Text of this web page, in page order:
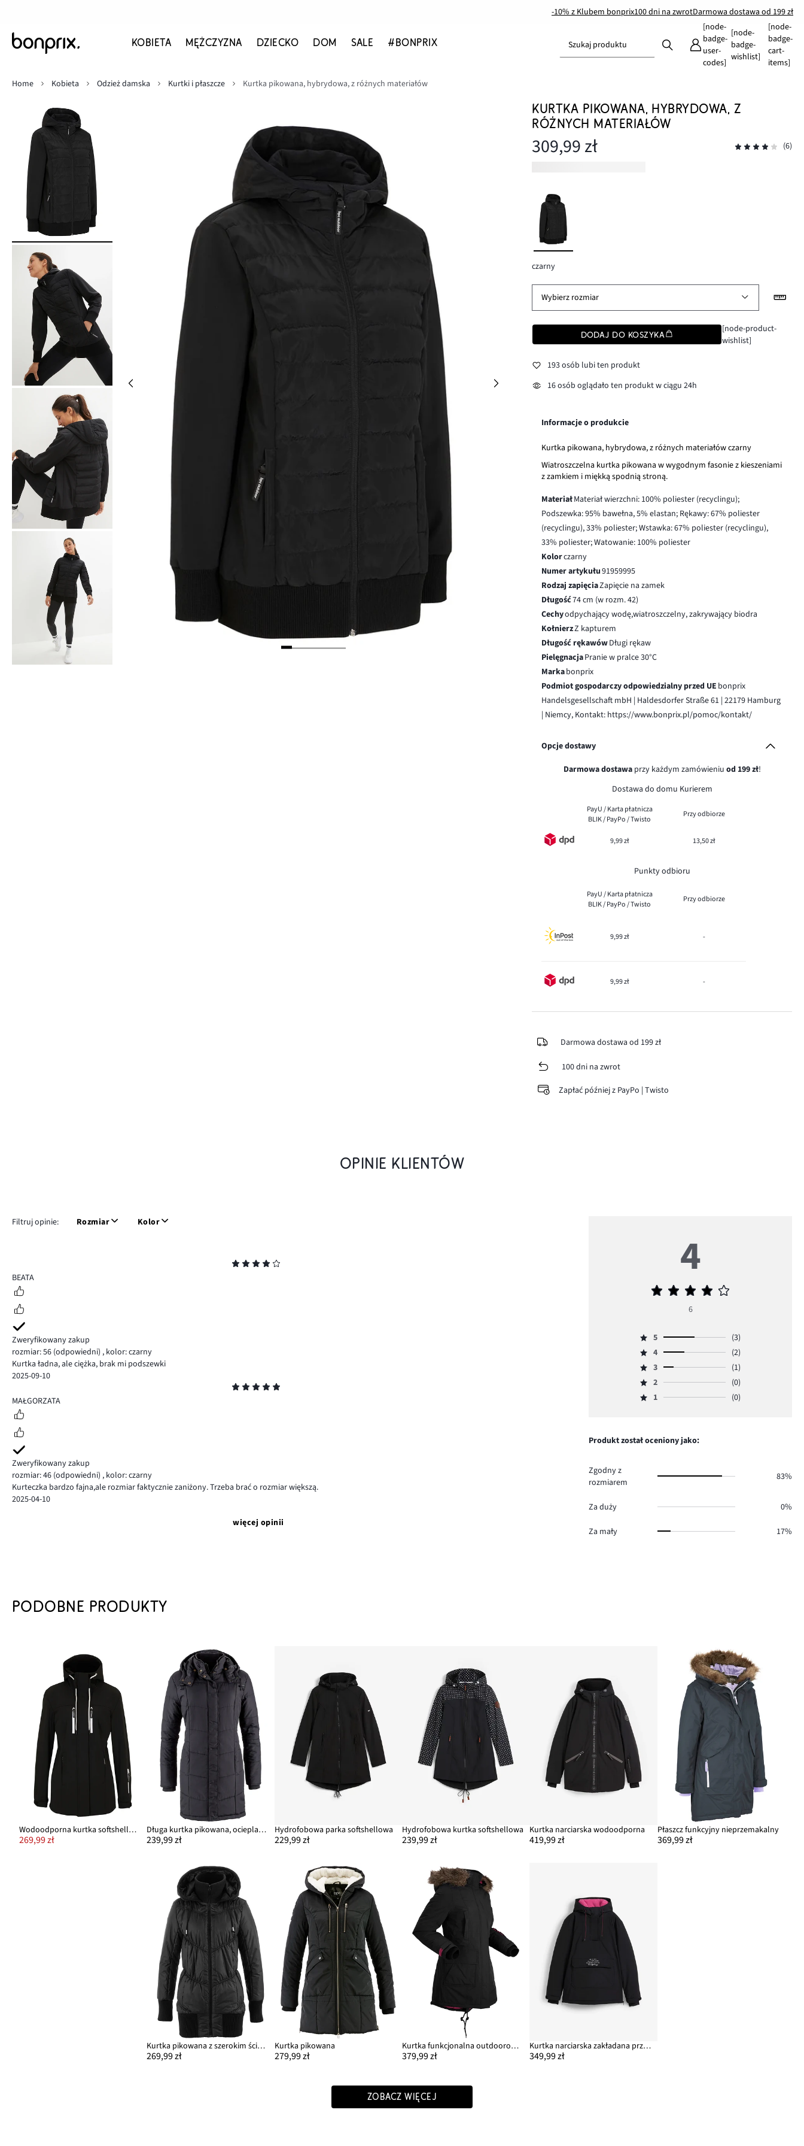
-10% z Klubem bonprix100 dni na zwrotDarmowa dostawa od 199 zł
KOBIETA MĘŻCZYZNA DZIECKO DOM SALE #BONPRIX Szukaj produktu
[node-
badge-
user-
codes]
[node-
badge-
wishlist]
[node-
badge-
cart-
items]
Home
Kobieta Odzież damska Kurtki i płaszcze Kurtka pikowana, hybrydowa, z różnych materiałów
KURTKA PIKOWANA, HYBRYDOWA, Z
RÓŻNYCH MATERIAŁÓW
309,99 zł (6)
czarny
Wybierz rozmiar
DODAJ DO KOSZYKA
[node-product-
wishlist]
193 osób lubi ten produkt
16 osób oglądało ten produkt w ciągu 24h
Informacje o produkcie
Kurtka pikowana, hybrydowa, z różnych materiałów czarny
Wiatroszczelna kurtka pikowana w wygodnym fasonie z kieszeniami
z zamkiem i miękką spodnią stroną.
MateriałMateriał wierzchni: 100% poliester (recyclingu);
Podszewka: 95% bawełna, 5% elastan; Rękawy: 67% poliester
(recyclingu), 33% poliester; Wstawka: 67% poliester (recyclingu),
33% poliester; Watowanie: 100% poliester
Kolorczarny
Numer artykułu91959995
Rodzaj zapięciaZapięcie na zamek
Długość74 cm (w rozm. 42)
Cechyodpychający wodę,wiatroszczelny, zakrywający biodra
KołnierzZ kapturem
Długość rękawówDługi rękaw
PielęgnacjaPranie w pralce 30°C
Markabonprix
Podmiot gospodarczy odpowiedzialny przed UE bonprix
Handelsgesellschaft mbH | Haldesdorfer Straße 61 | 22179 Hamburg
| Niemcy, Kontakt: https://www.bonprix.pl/pomoc/kontakt/
Opcje dostawy
Darmowa dostawaprzy każdym zamówieniu od 199 zł!
Dostawa do domu Kurierem
PayU / Karta płatnicza
BLIK / PayPo / Twisto
Przy odbiorze
9,99 zł 13,50 zł
Punkty odbioru
PayU / Karta płatnicza
BLIK / PayPo / Twisto
Przy odbiorze
9,99 zł -
9,99 zł -
Darmowa dostawa od 199 zł
100 dni na zwrot
Zapłać później z PayPo | Twisto
OPINIE KLIENTÓW
Filtruj opinie: Rozmiar Kolor
4
BEATA
Zweryfikowany zakup
rozmiar: 56 (odpowiedni) , kolor: czarny
Kurtka ładna, ale ciężka, brak mi podszewki
2025-09-10
5
MAŁGORZATA
Zweryfikowany zakup
rozmiar: 46 (odpowiedni) , kolor: czarny
Kurteczka bardzo fajna,ale rozmiar faktycznie zaniżony. Trzeba brać o rozmiar większą.
2025-04-10
więcej opinii
4
Średnia
4
6
Ocena
5,
ilość
głosów
5
(3)
Ocena
4,
ilość
głosów
4
(2)
Ocena
3,
ilość
3
(1)
Ocena
2,
0.
2
(0)
Ocena
głosów
1 (0)
Produkt został oceniony jako:
Zgodny z
rozmiarem
83%
Za duży 0%
Za mały 17%
PODOBNE PRODUKTY
Wodoodporna kurtka softshellowa
269,99 zł
Długa kurtka pikowana, ocieplana, z kołnierzem i kapturem
239,99 zł
Hydrofobowa parka softshellowa
229,99 zł
Hydrofobowa kurtka softshellowa
239,99 zł
Kurtka narciarska wodoodporna
419,99 zł
Płaszcz funkcyjny nieprzemakalny
369,99 zł
Kurtka pikowana z szerokim ściągaczem i kapturem
269,99 zł
Kurtka pikowana
279,99 zł
Kurtka funkcjonalna outdoorowa, ocieplana, nieprzemakalna
379,99 zł
Kurtka narciarska zakładana przez głowę, na podszewce z polaru, nieprzemakalna
349,99 zł
ZOBACZ WIĘCEJ